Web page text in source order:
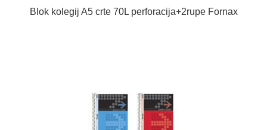
Blok kolegij A5 crte 70L perforacija+2rupe Fornax